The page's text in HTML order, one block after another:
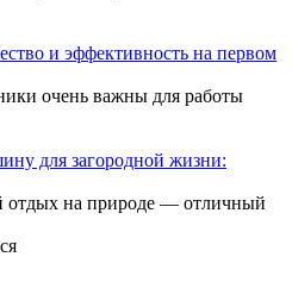
и эффективность на первом
очень важны для работы
для загородной жизни:
отдых на природе — отличный